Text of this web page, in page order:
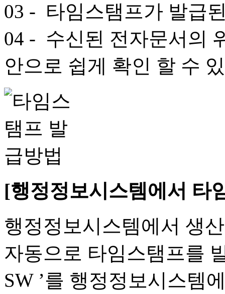
03 - 타임스탬프가 발급
04 - 수신된 전자문서의
안으로 쉽게 확인 할 수
[행정정보시스템에서 타
행정정보시스템에서 생
자동으로 타임스탬프를
SW ’를 행정정보시스템